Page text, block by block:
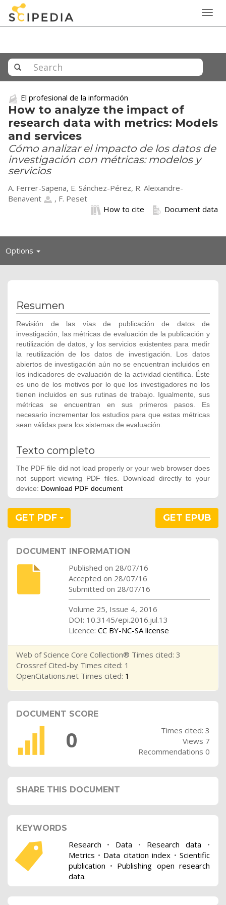
El profesional de la información
How to analyze the impact of
research data with metrics: Models
and services
Cómo analizar el impacto de los datos de
investigación con métricas: modelos y
servicios
A. Ferrer-Sapena, E. Sánchez-Pérez, R. Aleixandre-
Benavent
, F. Peset
Document data
How to cite
Options Toggle
Resumen
Revisión de las vías de publicación de datos de
investigación, las métricas de evaluación de la publicación y
reutilización de datos, y los servicios existentes para medir
la reutilización de los datos de investigación. Los datos
abiertos de investigación aún no se encuentran incluidos en
los indicadores de evaluación de la actividad científica. Éste
es uno de los motivos por lo que los investigadores no los
tienen incluidos en sus rutinas de trabajo. Igualmente, sus
métricas se encuentran en sus primeros pasos. Es
necesario incrementar los estudios para que estas métricas
sean válidas para los sistemas de evaluación.
Texto completo
The PDF file did not load properly or your web browser does
not support viewing PDF files. Download directly to your
device: Download PDF document
GET PDF GET EPUB
DOCUMENT INFORMATION
Published on 28/07/16
Accepted on 28/07/16
Submitted on 28/07/16
Volume 25, Issue 4, 2016
DOI: 10.3145/epi.2016.jul.13
Licence: CC BY-NC-SA license
Web of Science Core Collection® Times cited: 3
Crossref Cited-by Times cited: 1
OpenCitations.net Times cited: 1
DOCUMENT SCORE
0
Times cited: 3
Views 7
Recommendations 0
SHARE THIS DOCUMENT
KEYWORDS
Research • Data • Research data •
Metrics • Data citation index •Scientific
publication • Publishing open research
data.